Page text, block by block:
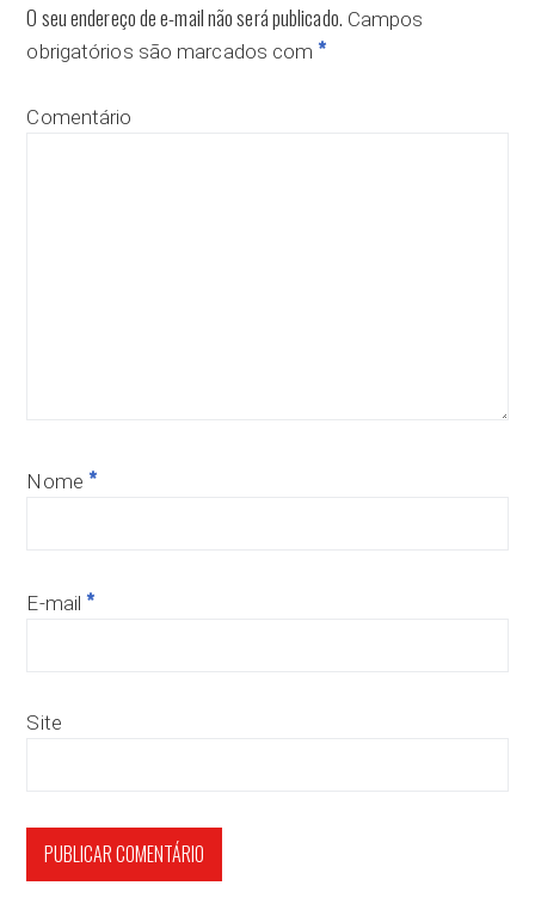
O seu endereço de e-mail não será publicado. Campos
obrigatórios são marcados com *
Comentário
Nome *
E-mail *
Site